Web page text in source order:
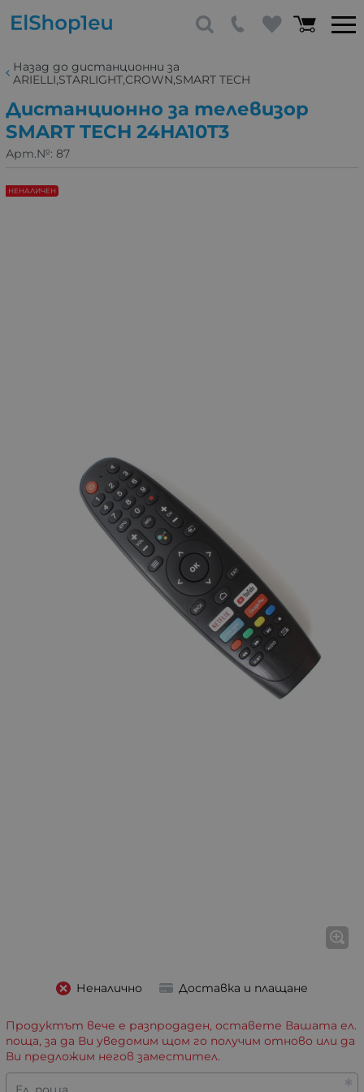
Назад до дистанционни за
ARIELLI,STARLIGHT,CROWN,SMART TECH
Дистанционно за телевизор
SMART TECH 24HA10T3
Арт.№: 87
НЕНАЛИЧЕН
Неналично Доставка и плащане
Продуктът вече е разпродаден, оставете Вашата ел.
поща, за да Ви уведомим щом го получим отново или да
Ви предложим негов заместител.